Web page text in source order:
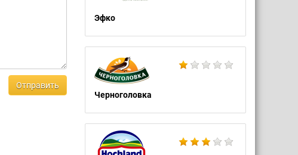
Отправить
Эфко
Черноголовка